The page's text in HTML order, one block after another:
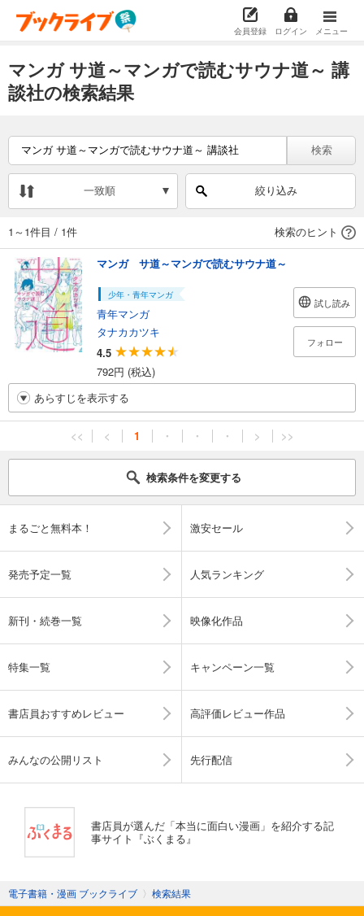
会員登録 ログイン メニュー
マンガ サ道～マンガで読むサウナ道～ 講
談社の検索結果
検索
一致順 絞り込み
1～1件目 / 1件 検索のヒント
マンガ サ道～マンガで読むサウナ道～
少年・青年マンガ
青年マンガ
タナカカツキ
4.5
792円 (税込)
試し読み
フォロー
あらすじを表示する
<< < 1 ・ ・ ・ > >>
検索条件を変更する
まるごと無料本！ 激安セール
発売予定一覧 人気ランキング
新刊・続巻一覧 映像化作品
特集一覧 キャンペーン一覧
書店員おすすめレビュー 高評価レビュー作品
みんなの公開リスト 先行配信
書店員が選んだ「本当に面白い漫画」を紹介する記
事サイト『ぶくまる』
電子書籍・漫画 ブックライブ 〉 検索結果